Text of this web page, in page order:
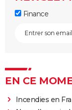
Finance
EN CE
Incendies en